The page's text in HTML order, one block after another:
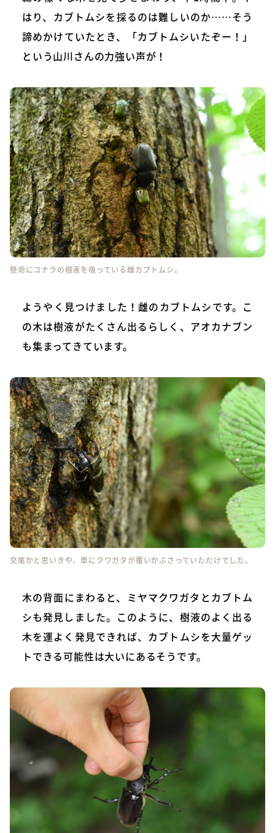
はり、カブトムシを採るのは難しいのか……そう
諦めかけていたとき、「カブトムシいたぞー！」
という山川さんの力強い声が！
懸命にコナラの樹液を吸っている雌カブトムシ。
ようやく見つけました！雌のカブトムシです。こ
の木は樹液がたくさん出るらしく、アオカナブン
も集まってきています。
交尾かと思いきや、単にクワガタが覆いかぶさっていただけでした。
木の背面にまわると、ミヤマクワガタとカブトム
シも発見しました。このように、樹液のよく出る
木を運よく発見できれば、カブトムシを大量ゲッ
トできる可能性は大いにあるそうです。